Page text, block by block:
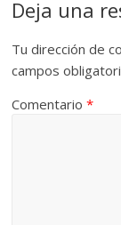
Deja una
Tu dirección de
campos
Comentario*